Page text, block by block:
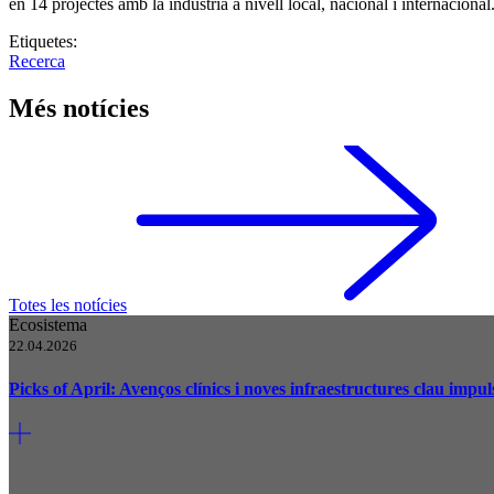
en 14 projectes amb la indústria a nivell local, nacional i internacional.
Etiquetes:
Recerca
Més notícies
Totes les notícies
Ecosistema
22.04.2026
Picks of April: Avenços clínics i noves infraestructures clau